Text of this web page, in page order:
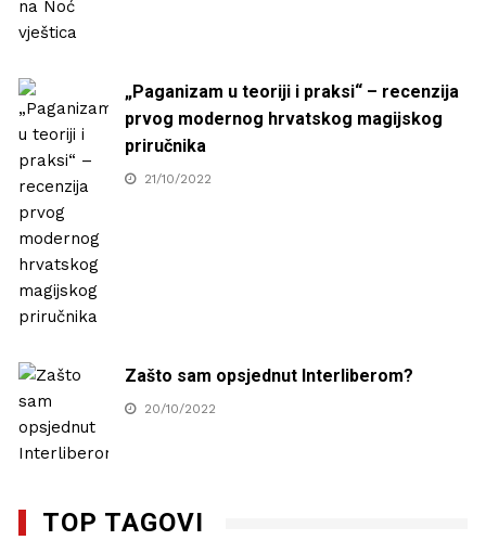
„Paganizam u teoriji i praksi“ – recenzija
prvog modernog hrvatskog magijskog
priručnika
21/10/2022
Zašto sam opsjednut Interliberom?
20/10/2022
TOP TAGOVI